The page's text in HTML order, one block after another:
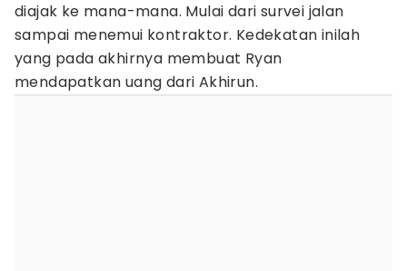
diajak ke mana-mana. Mulai dari survei jalan
sampai menemui kontraktor. Kedekatan inilah
yang pada akhirnya membuat Ryan
mendapatkan uang dari Akhirun.